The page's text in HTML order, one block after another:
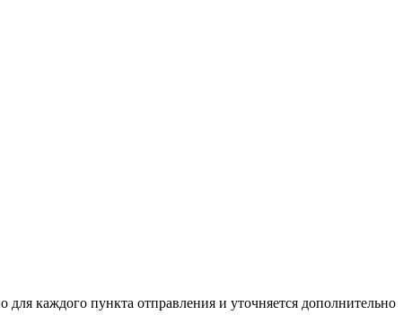
каждого пункта отправления и уточняется дополнительно